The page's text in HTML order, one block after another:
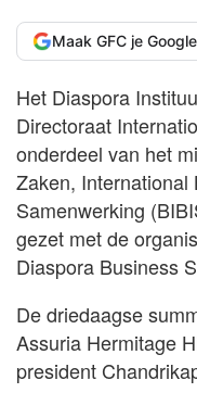
Maak GFC je
Het Diaspora
Directoraat
onderdeel van het
Zaken,
Samenwerking
gezet met de
Diaspora Business
De driedaagse
Assuria Hermitage
president